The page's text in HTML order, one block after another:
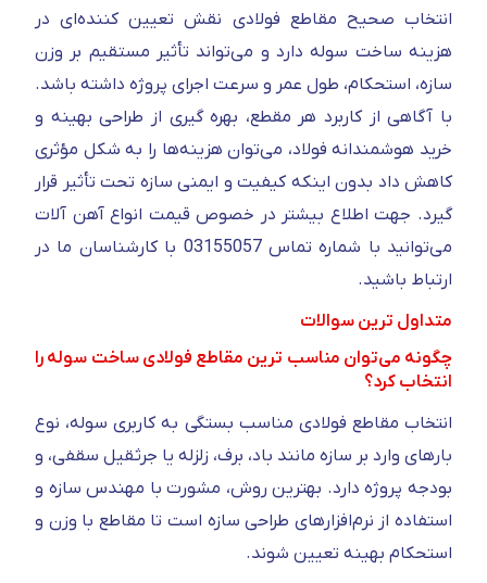
انتخاب صحیح مقاطع فولادی نقش تعیین‌ کننده‌ای در
هزینه ساخت سوله دارد و می‌تواند تأثیر مستقیم بر وزن
سازه، استحکام، طول عمر و سرعت اجرای پروژه داشته باشد.
با آگاهی از کاربرد هر مقطع، بهره‌ گیری از طراحی بهینه و
خرید هوشمندانه فولاد، می‌توان هزینه‌ها را به شکل مؤثری
کاهش داد بدون اینکه کیفیت و ایمنی سازه تحت تأثیر قرار
گیرد. جهت اطلاع بیشتر در خصوص قیمت انواع آهن آلات
می‌توانید با شماره تماس 03155057 با کارشناسان ما در
ارتباط باشید.
متداول ترین سوالات
چگونه می‌توان مناسب ترین مقاطع فولادی ساخت سوله را
انتخاب کرد؟
انتخاب مقاطع فولادی مناسب بستگی به کاربری سوله، نوع
بارهای وارد بر سازه مانند باد، برف، زلزله یا جرثقیل سقفی، و
بودجه پروژه دارد. بهترین روش، مشورت با مهندس سازه و
استفاده از نرم‌افزارهای طراحی سازه است تا مقاطع با وزن و
استحکام بهینه تعیین شوند.